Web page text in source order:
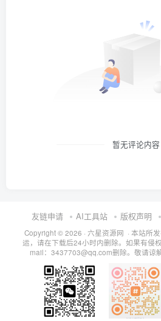
暂无评论内容
友链申请 AI工具站 版权声明
Copyright © 2026 · 六星资源网 · 本站所
运，请在下载后24小时内删除。如果有侵
mail：3437703@qq.com删除。敬请谅